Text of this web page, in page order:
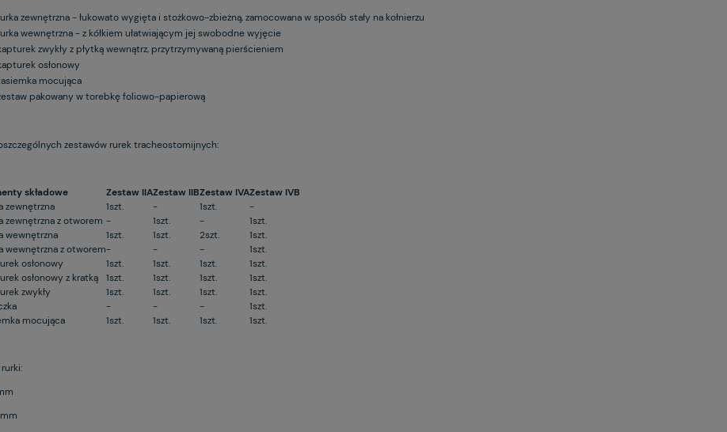
zewnętrzna - łukowato wygięta i stożkowo-zbieżną, zamocowana w sposób stały na kołnierzu
wewnętrzna - z kółkiem ułatwiającym jej swobodne wyjęcie
zwykły z płytką wewnątrz, przytrzymywaną pierścieniem
osłonowy
mocująca
pakowany w torebkę foliowo-papierową
zestawów rurek tracheostomijnych:
składowe Zestaw IIAZestaw IIBZestaw IVAZestaw IVB
zewnętrzna 1szt. - 1szt.
-
zewnętrzna z otworem - 1szt. -
1szt.
wewnętrzna 1szt. 1szt. 2szt.
1szt.
wewnętrzna z otworem- - -
1szt.
osłonowy 1szt. 1szt. 1szt.
1szt.
osłonowy z kratką 1szt. 1szt. 1szt.
1szt.
zwykły 1szt. 1szt. 1szt.
1szt.
- - -
1szt.
mocująca 1szt. 1szt. 1szt. 1szt.